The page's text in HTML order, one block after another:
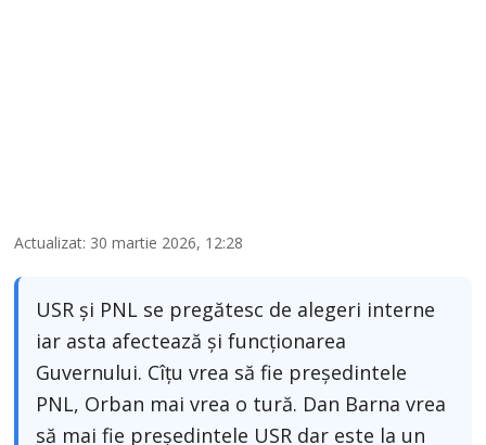
Actualizat: 30 martie 2026, 12:28
USR și PNL se pregătesc de alegeri interne
iar asta afectează și funcționarea
Guvernului. Cîțu vrea să fie președintele
PNL, Orban mai vrea o tură. Dan Barna vrea
să mai fie președintele USR dar este la un